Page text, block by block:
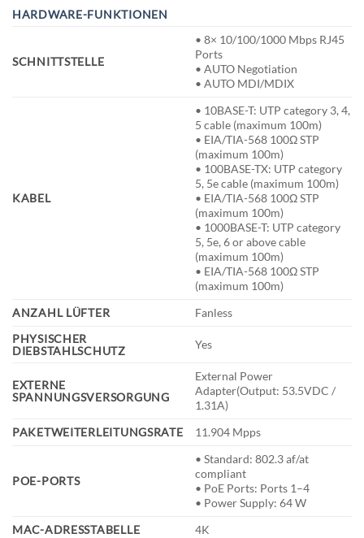
HARDWARE-FUNKTIONEN
SCHNITTSTELLE
• 8× 10/100/1000 Mbps RJ45
Ports
• AUTO Negotiation
• AUTO MDI/MDIX
KABEL
• 10BASE-T: UTP category 3, 4,
5 cable (maximum 100m)
• EIA/TIA-568 100Ω STP
(maximum 100m)
• 100BASE-TX: UTP category
5, 5e cable (maximum 100m)
• EIA/TIA-568 100Ω STP
(maximum 100m)
• 1000BASE-T: UTP category
5, 5e, 6 or above cable
(maximum 100m)
• EIA/TIA-568 100Ω STP
(maximum 100m)
ANZAHL LÜFTER
Fanless
PHYSISCHER
DIEBSTAHLSCHUTZ
Yes
EXTERNE
SPANNUNGSVERSORGUNG
External Power
Adapter(Output: 53.5VDC /
1.31A)
PAKETWEITERLEITUNGSRATE
11.904 Mpps
POE-PORTS
• Standard: 802.3 af/at
compliant
• PoE Ports: Ports 1–4
• Power Supply: 64 W
MAC-ADRESSTABELLE
4K